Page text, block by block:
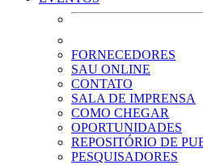
FORNECEDORES
SAU ONLINE
CONTATO
SALA DE IMPRENSA
COMO CHEGAR
OPORTUNIDADES
REPOSITÓRIO DE
PESQUISADORES